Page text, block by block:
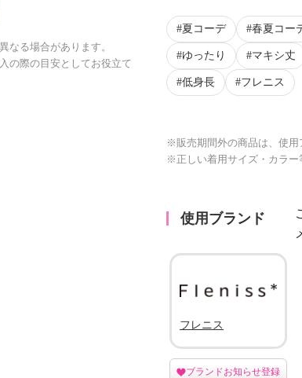
なる場合があります。
の際の目安としてお役立て
夏コーデ 春夏コー
ゆったり マキシ丈
低身長 フレニス
※販売期間外の商品は、使用
※正しい着用サイズ・カラー
使用ブランド
フレニス
ブランドお知らせ登録